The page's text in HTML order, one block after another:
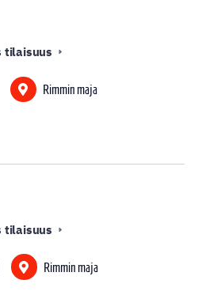
tilaisuus
Rimmin maja
tilaisuus
Rimmin maja